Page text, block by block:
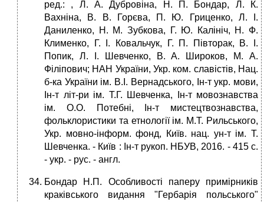
ред.: , Л. А. Дубровіна, Н. П. Бондар, Л. К.
Вахніна, В. В. Горєва, П. Ю. Гриценко, Л. І.
Даниленко, Н. М. Зубкова, Г. Ю. Калініч, Н. Ф.
Клименко, Г. І. Ковальчук, Г. П. Півторак, В. І.
Попик, Л. І. Шевченко, В. А. Широков, М. А.
Філіпович; НАН України, Укр. ком. славістів, Нац.
б-ка України ім. В.І. Вернадського, Ін-т укр. мови,
Ін-т літ-ри ім. Т.Г. Шевченка, Ін-т мовознавства
ім. О.О. Потебні, Ін-т мистецтвознавства,
фольклористики та етнології ім. М.Т. Рильського,
Укр. мовно-інформ. фонд, Київ. нац. ун-т ім. Т.
Шевченка. - Київ : Ін-т рукоп. НБУВ, 2016. - 415 c.
- укp. - рус. - англ.
Бондар Н.П. Особливості паперу примірників
краківського видання "Гербарія польського"